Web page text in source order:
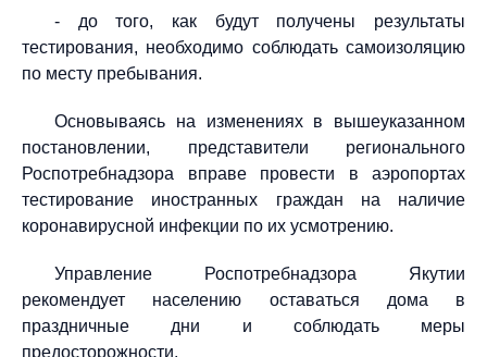
- до того, как будут получены результаты
тестирования, необходимо соблюдать самоизоляцию
по месту пребывания.
Основываясь на изменениях в вышеуказанном
постановлении, представители регионального
Роспотребнадзора вправе провести в аэропортах
тестирование иностранных граждан на наличие
коронавирусной инфекции по их усмотрению.
Управление Роспотребнадзора Якутии
рекомендует населению оставаться дома в
праздничные дни и соблюдать меры
предосторожности.